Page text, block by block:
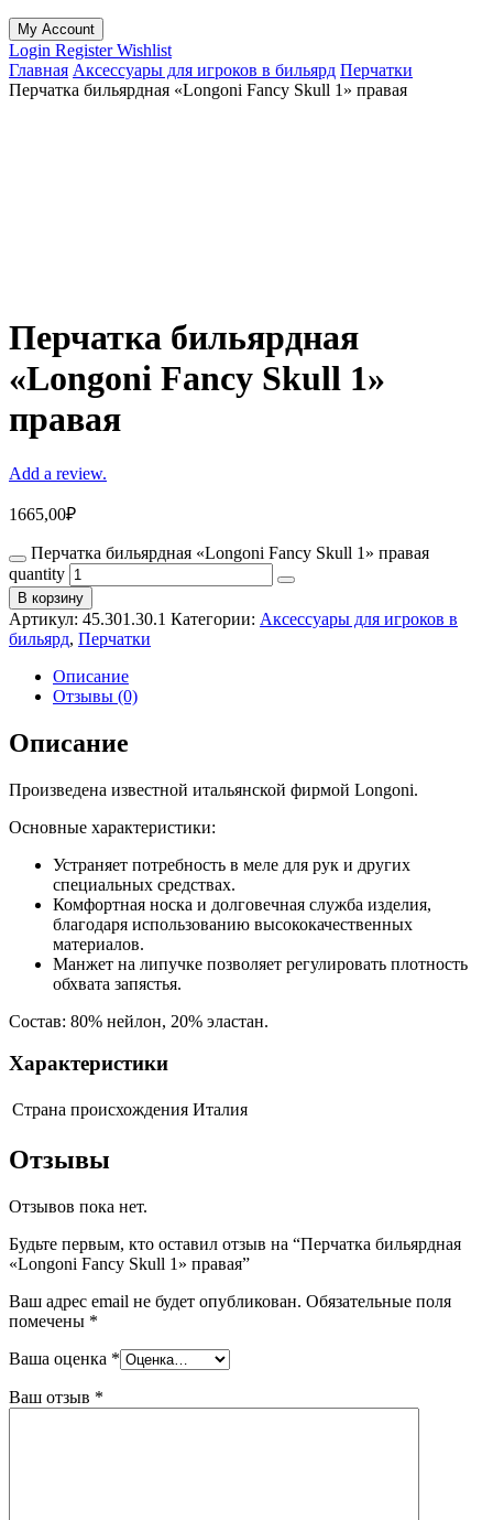
My Account
Login RegisterWishlist
Главная Аксессуары для игроков в бильярд Перчатки
Перчатка бильярдная «Longoni Fancy Skull 1» правая
Перчатка бильярдная
«Longoni Fancy Skull 1»
правая
Add a review.
1665,00₽
Перчатка бильярдная «Longoni Fancy Skull 1» правая
quantity
В корзину
Артикул: 45.301.30.1 Категории: Аксессуары для игроков в
бильярд, Перчатки
Описание
Отзывы (0)
Описание
Произведена известной итальянской фирмой Longoni.
Основные характеристики:
Устраняет потребность в меле для рук и других
специальных средствах.
Комфортная носка и долговечная служба изделия,
благодаря использованию высококачественных
материалов.
Манжет на липучке позволяет регулировать плотность
обхвата запястья.
Состав: 80% нейлон, 20% эластан.
Характеристики
Страна происхождения Италия
Отзывы
Отзывов пока нет.
Будьте первым, кто оставил отзыв на “Перчатка бильярдная
«Longoni Fancy Skull 1» правая”
Ваш адрес email не будет опубликован. Обязательные поля
помечены *
Ваша оценка *
Ваш отзыв *